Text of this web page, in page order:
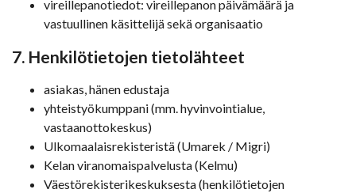
vireillepanotiedot: vireillepanon päivämäärä ja
vastuullinen käsittelijä sekä organisaatio
7. Henkilötietojen tietolähteet
asiakas, hänen edustaja
yhteistyökumppani (mm. hyvinvointialue,
vastaanottokeskus)
Ulkomaalaisrekisteristä (Umarek / Migri)
Kelan viranomaispalvelusta (Kelmu)
Väestörekisterikeskuksesta (henkilötietojen